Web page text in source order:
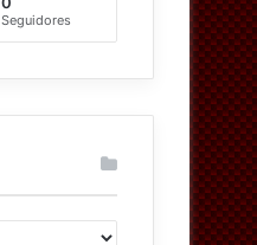
Seguidores